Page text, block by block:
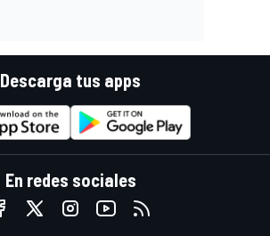
Descarga tus apps
En redes sociales